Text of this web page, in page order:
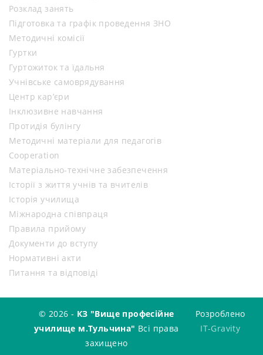
Розклад занять
Підготовка та графік проведення ЗНО
Методичні комісії
Гуртки
Гуртожиток та їдальня
Учнівське самоврядування
Центр кар’єри
Інклюзивне навчання
Протидія булінгу
Методичні матеріали для педагогів
Cooperation
Матеріально-технічне забезпечення
Історії з життя учнів та вчителів
Історія училища
Міжнародна співпраця
Правила прийому
Документи до вступу
Нормативні акти
Питання та відповіді
© 2026 - КЗ "Вище професійне
училище м.Тульчина" Всі права
захищено
Розроблено
IT-Gravity